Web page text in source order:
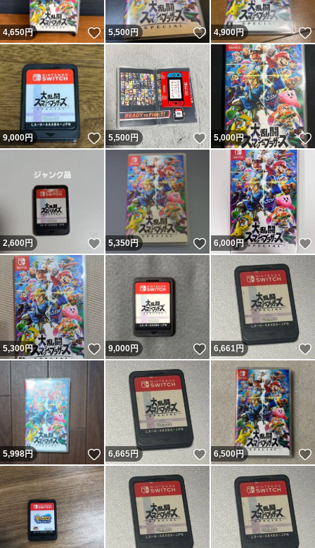
4,650円 いいね！
5,500円 いいね！
4,900円
9,000円 いいね！
5,500円 いいね！
5,000円
2,600円 いいね！
5,350円 いいね！
6,000円
5,300円 いいね！
9,000円 いいね！
6,661円
5,998円 いいね！
6,665円 いいね！
6,500円